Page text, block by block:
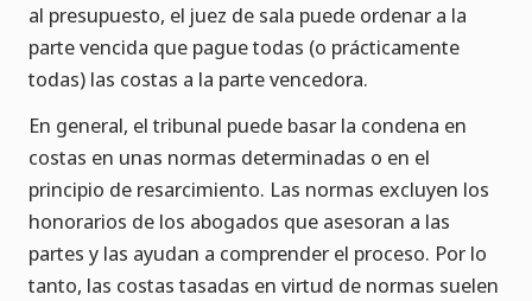
al presupuesto, el juez de sala puede ordenar a la
parte vencida que pague todas (o prácticamente
todas) las costas a la parte vencedora.
En general, el tribunal puede basar la condena en
costas en unas normas determinadas o en el
principio de resarcimiento. Las normas excluyen los
honorarios de los abogados que asesoran a las
partes y las ayudan a comprender el proceso. Por lo
tanto, las costas tasadas en virtud de normas suelen